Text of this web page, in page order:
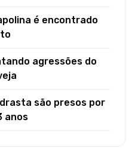
é encontrado
agressões do
são presos por
anos